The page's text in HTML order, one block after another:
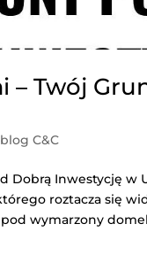
– Twój
blog C&C
Dobrą Inwestycję
roztacza się
wymarzony